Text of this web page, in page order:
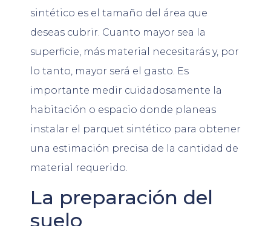
sintético es el tamaño del área que
deseas cubrir. Cuanto mayor sea la
superficie, más material necesitarás y, por
lo tanto, mayor será el gasto. Es
importante medir cuidadosamente la
habitación o espacio donde planeas
instalar el parquet sintético para obtener
una estimación precisa de la cantidad de
material requerido.
La preparación del
suelo